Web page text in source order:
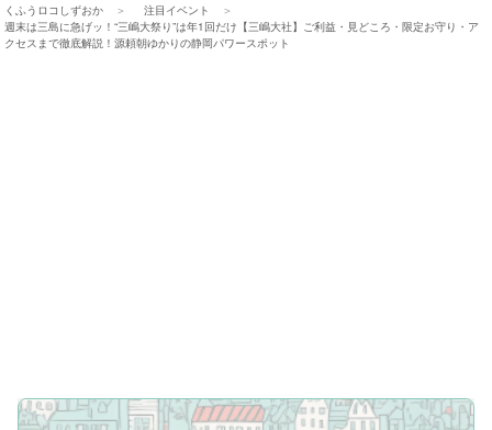
くふうロコしずおか
注目イベント
週末は三島に急げッ！“三嶋大祭り”は年1回だけ【三嶋大社】ご利益・見どころ・限定お守り・ア
クセスまで徹底解説！源頼朝ゆかりの静岡パワースポット